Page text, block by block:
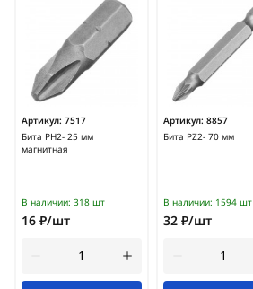
Артикул: 7517
Бита PH2- 25 мм
магнитная
В наличии: 318 шт
16 ₽/шт
Артикул: 8857
Бита PZ2- 70 мм
В наличии: 1594 шт
32 ₽/шт